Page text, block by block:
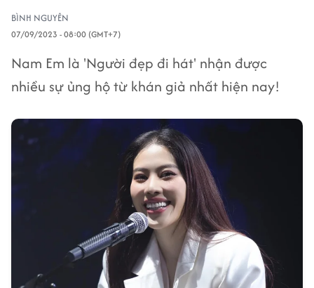
BÌNH NGUYÊN
07/09/2023 - 08:00 (GMT+7)
Nam Em là 'Người đẹp đi hát' nhận được
nhiều sự ủng hộ từ khán giả nhất hiện nay!